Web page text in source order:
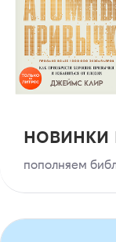
пополняем